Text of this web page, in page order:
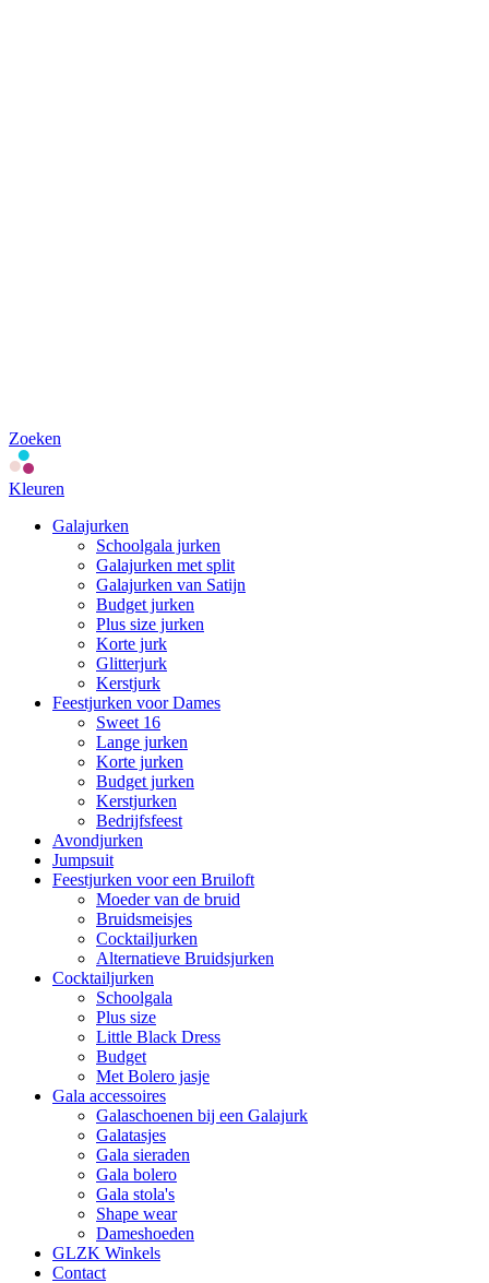
Zoeken
Kleuren
Galajurken
Schoolgala jurken
Galajurken met split
Galajurken van Satijn
Budget jurken
Plus size jurken
Korte jurk
Glitterjurk
Kerstjurk
Feestjurken voor Dames
Sweet 16
Lange jurken
Korte jurken
Budget jurken
Kerstjurken
Bedrijfsfeest
Avondjurken
Jumpsuit
Feestjurken voor een Bruiloft
Moeder van de bruid
Bruidsmeisjes
Cocktailjurken
Alternatieve Bruidsjurken
Cocktailjurken
Schoolgala
Plus size
Little Black Dress
Budget
Met Bolero jasje
Gala accessoires
Galaschoenen bij een Galajurk
Galatasjes
Gala sieraden
Gala bolero
Gala stola's
Shape wear
Dameshoeden
GLZK Winkels
Contact